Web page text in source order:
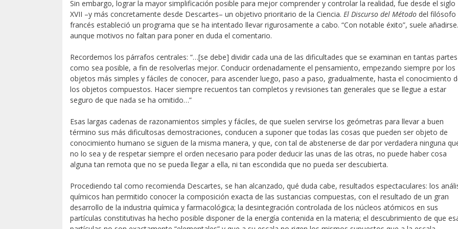
Sin embargo, lograr la mayor simplificación posible para mejor comprender y controlar la realidad, fue desde el siglo
XVII –y más concretamente desde Descartes– un objetivo prioritario de la Ciencia. El Discurso del Método del filósofo
francés estableció un programa que se ha intentado llevar rigurosamente a cabo. “Con notable éxito”, suele
aunque motivos no faltan para poner en duda el comentario.
Recordemos los párrafos centrales: “…[se debe] dividir cada una de las dificultades que se examinan en tantas partes
como sea posible, a fin de resolverlas mejor. Conducir ordenadamente el pensamiento, empezando siempre por los
objetos más simples y fáciles de conocer, para ascender luego, paso a paso, gradualmente, hasta el conocimiento
los objetos compuestos. Hacer siempre recuentos tan completos y revisiones tan generales que se llegue a estar
seguro de que nada se ha omitido…”
Esas largas cadenas de razonamientos simples y fáciles, de que suelen servirse los geómetras para llevar a buen
término sus más dificultosas demostraciones, conducen a suponer que todas las cosas que pueden ser objeto de
conocimiento humano se siguen de la misma manera, y que, con tal de abstenerse de dar por verdadera ninguna
no lo sea y de respetar siempre el orden necesario para poder deducir las unas de las otras, no puede haber cosa
alguna tan remota que no se pueda llegar a ella, ni tan escondida que no pueda ser descubierta.
Procediendo tal como recomienda Descartes, se han alcanzado, qué duda cabe, resultados espectaculares: los
químicos han permitido conocer la composición exacta de las sustancias compuestas, con el resultado de un gran
desarrollo de la industria química y farmacológica; la desintegración controlada de los núcleos atómicos en sus
partículas constitutivas ha hecho posible disponer de la energía contenida en la materia; el descubrimiento de que